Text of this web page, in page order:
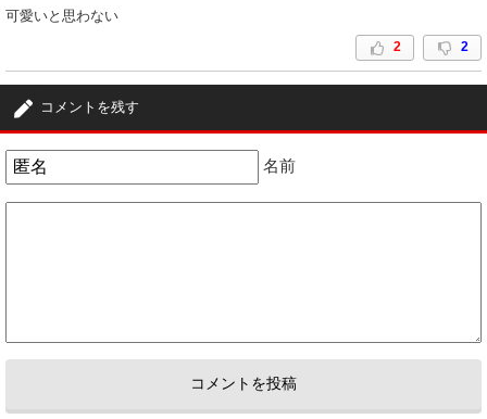
可愛いと思わない
2 2
入山杏奈ちゃんの方が綺麗でモデルっぽい
5 匿名 ( 2015年4月5日 2:41 AM ) ID:YzU4MGExMD
からとかパパ募集中だからとか。
コメントを残す
名前